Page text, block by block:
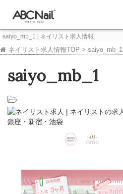
saiyo_mb_1 | ネイリスト求人情報
ネイリスト求人情報TOP > saiyo_mb_1
saiyo_mb_1